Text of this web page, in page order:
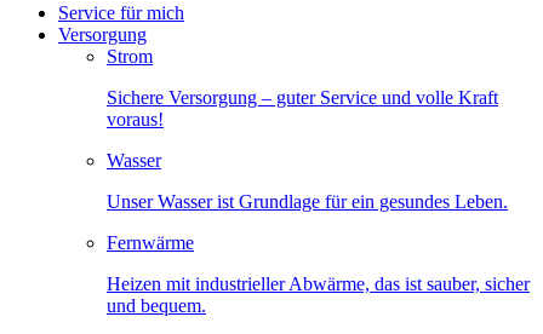
Service für mich
Versorgung
Strom
Sichere Versorgung – guter Service und volle Kraft
voraus!
Wasser
Unser Wasser ist Grundlage für ein gesundes Leben.
Fernwärme
Heizen mit industrieller Abwärme, das ist sauber, sicher
und bequem.